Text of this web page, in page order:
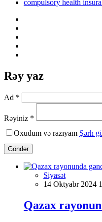
compulsory health
Rəy yaz
Ad *
Rəyiniz *
Oxudum və razıyam Şərh
Göndər
Siyasət
14 Oktyabr 2024
Qazax